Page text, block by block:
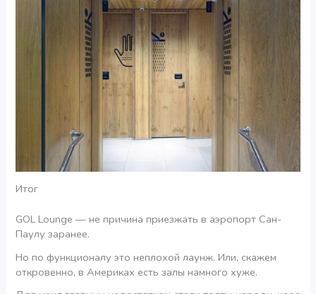
Итог
GOL Lounge — не причина приезжать в аэропорт Сан-
Паулу заранее.
Но по функционалу это неплохой лаунж. Или, скажем
откровенно, в Америках есть залы намного хуже.